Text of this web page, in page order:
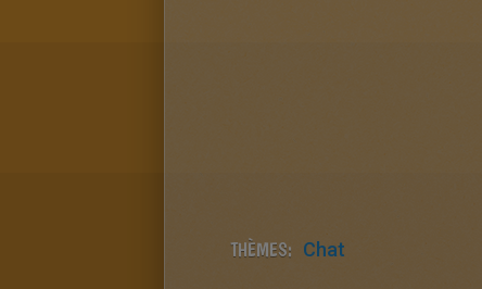
THÈMES: Chat